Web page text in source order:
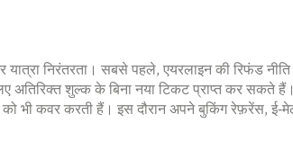
निरंतरता। सबसे पहले, एयरलाइन की रिफंड
अतिरिक्त शुल्क के बिना नया टिकट प्राप्त कर सकते
भी कवर करती हैं। इस दौरान अपने बुकिंग रेफ़रेंस,